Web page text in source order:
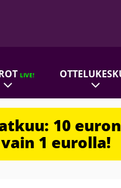
LIVE!
10
1 eurolla!